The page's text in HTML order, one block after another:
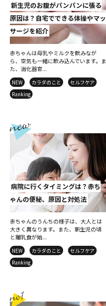
新生児のお腹がパンパンに張る
原因は？自宅でできる体操やマッ
サージを紹介
赤ちゃんは母乳やミルクを飲みなが
ら、空気も一緒に飲み込んでいます。ま
た、消化器官...
NEW カラダのこと
セルフケア
Ranking
病院に行くタイミングは？赤ち
ゃんの便秘、原因と対処法
赤ちゃんのうんちの様子は、大人とは
大きく異なります。また、新生児の頃
と離乳食が始...
NEW カラダのこと
セルフケア
Ranking